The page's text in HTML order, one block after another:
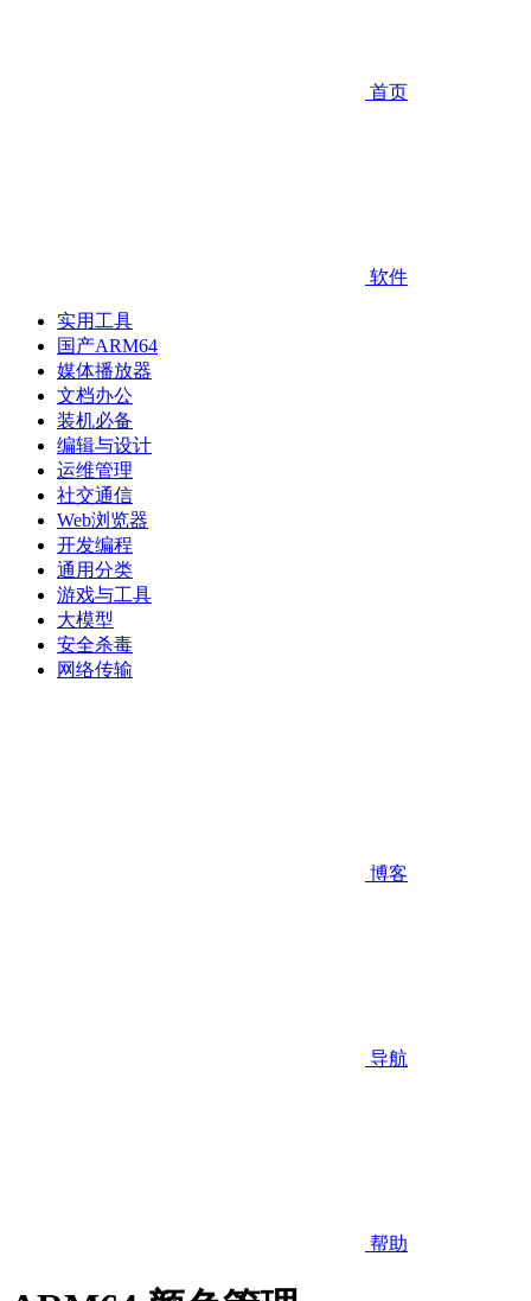
首页
软件
实用工具
国产ARM64
媒体播放器
文档办公
装机必备
编辑与设计
运维管理
社交通信
Web浏览器
开发编程
通用分类
游戏与工具
大模型
安全杀毒
网络传输
博客
导航
帮助